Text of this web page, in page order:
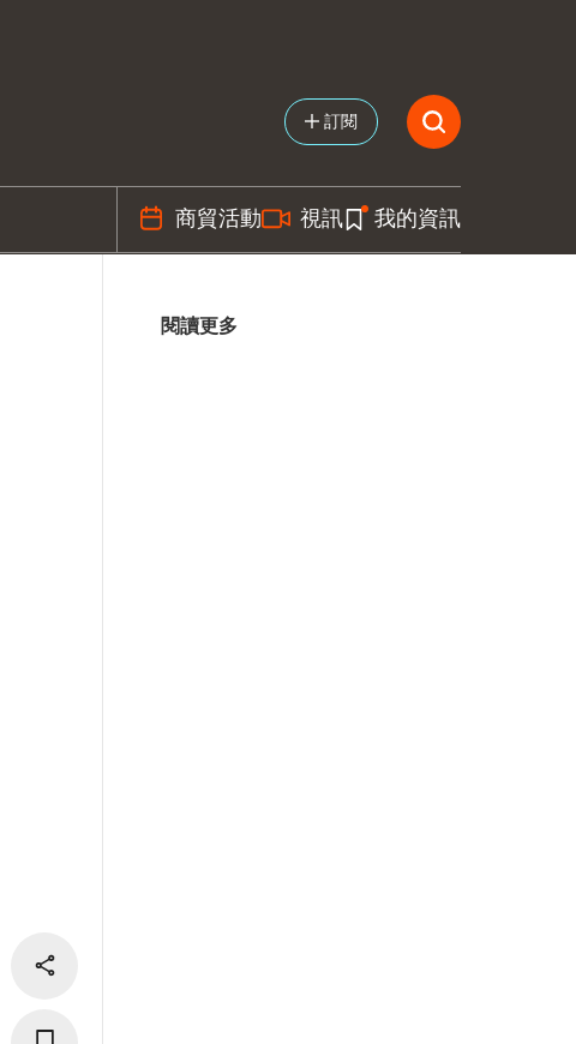
訂閱
商貿活動 視訊 我的資訊
閱讀更多